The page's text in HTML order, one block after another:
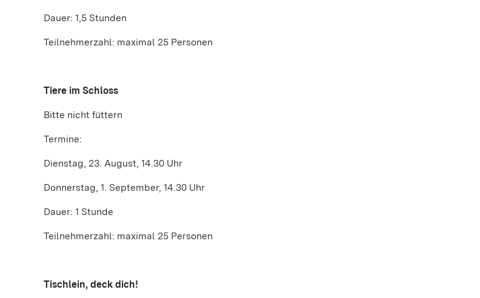
Dauer: 1,5 Stunden
Teilnehmerzahl: maximal 25 Personen
Tiere im Schloss
Bitte nicht füttern
Termine:
Dienstag, 23. August, 14.30 Uhr
Donnerstag, 1. September, 14.30 Uhr
Dauer: 1 Stunde
Teilnehmerzahl: maximal 25 Personen
Tischlein, deck dich!